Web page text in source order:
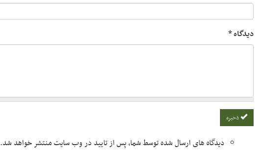
دیدگاه*
دیدگاه های ارسال شده توسط شما، پس از تایید در وب سایت منتشر خواهد شد.